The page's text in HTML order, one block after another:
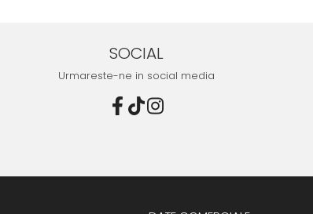
SOCIAL
Urmareste-ne in social media